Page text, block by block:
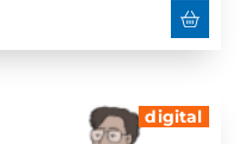
digital